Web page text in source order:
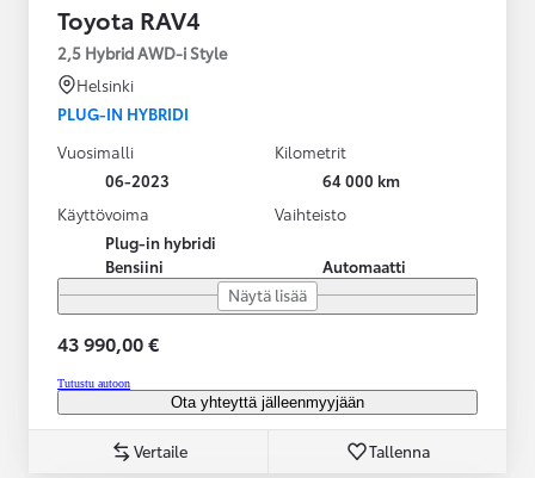
Toyota RAV4
2,5 Hybrid AWD-i Style
Helsinki
PLUG-IN HYBRIDI
Vuosimalli
06-2023
Kilometrit
64 000 km
Käyttövoima
Plug-in hybridi
Bensiini
Vaihteisto
Automaatti
Näytä lisää
43 990,00 €
Tutustu autoon
Ota yhteyttä jälleenmyyjään
Vertaile Tallenna